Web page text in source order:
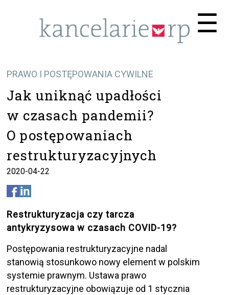
☰
PRAWO I POSTĘPOWANIA CYWILNE
Jak uniknąć upadłości
w czasach pandemii?
O postępowaniach
restrukturyzacyjnych
2020-04-22
Restrukturyzacja czy tarcza
antykryzysowa w czasach COVID-19?
Postępowania restrukturyzacyjne nadal
stanowią stosunkowo nowy element w polskim
systemie prawnym. Ustawa prawo
restrukturyzacyjne obowiązuje od 1 stycznia